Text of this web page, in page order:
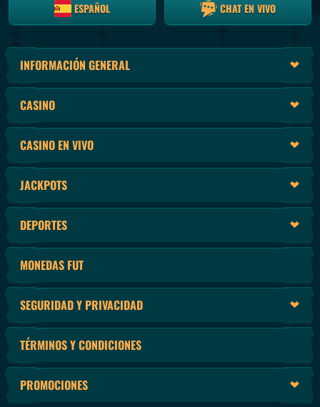
ESPAÑOL CHAT EN VIVO
INFORMACIÓN GENERAL
CASINO
CASINO EN VIVO
JACKPOTS
DEPORTES
MONEDAS FUT
SEGURIDAD Y PRIVACIDAD
TÉRMINOS Y CONDICIONES
PROMOCIONES